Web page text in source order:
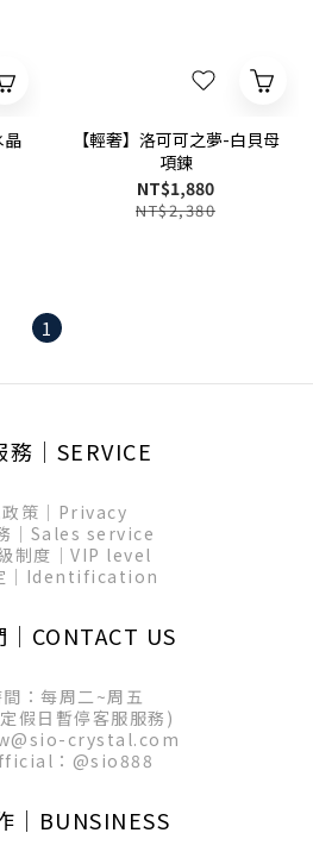
晶
【輕奢】洛可可之夢-白貝母
項鍊
NT$1,880
NT$2,380
1
務│SERVICE
政策│Privacy
│Sales service
制度│VIP level
│Identification
│CONTACT US
：每周二~周五
假日暫停客服服務)
crystal.com
： @sio888
│BUNSINESS